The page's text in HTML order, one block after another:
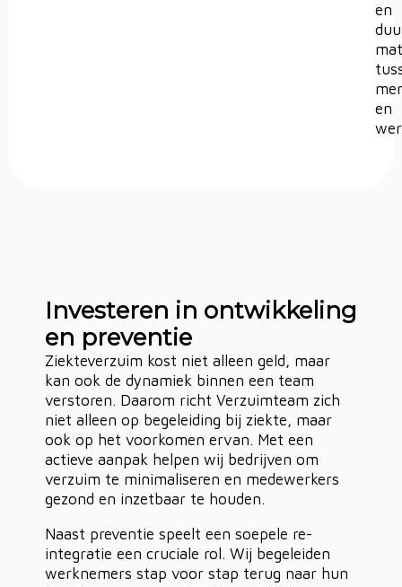
en
en
Investeren in ontwikkeling
en preventie
Ziekteverzuim kost niet alleen geld, maar
kan ook de dynamiek binnen een team
verstoren. Daarom richt Verzuimteam zich
niet alleen op begeleiding bij ziekte, maar
ook op het voorkomen ervan. Met een
actieve aanpak helpen wij bedrijven om
verzuim te minimaliseren en medewerkers
gezond en inzetbaar te houden.
Naast preventie speelt een soepele re-
integratie een cruciale rol. Wij begeleiden
werknemers stap voor stap terug naar hun